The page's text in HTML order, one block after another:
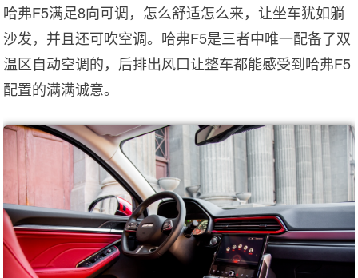
哈弗F5满足8向可调，怎么舒适怎么来，让坐车犹如躺
沙发，并且还可吹空调。哈弗F5是三者中唯一配备了双
温区自动空调的，后排出风口让整车都能感受到哈弗F5
配置的满满诚意。